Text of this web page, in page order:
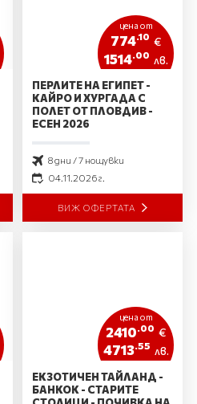
цена от
774.10 €
1514.00 лв.
ПЕРЛИТЕ НА ЕГИПЕТ -
КАЙРО И ХУРГАДА С
ПОЛЕТ ОТ ПЛОВДИВ -
ЕСЕН 2026
8 дни / 7 нощувки
04.11.2026 г.
ВИЖ ОФЕРТАТА
цена от
2410 .00 €
4713.55 лв.
ЕКЗОТИЧЕН ТАЙЛАНД -
БАНКОК - СТАРИТЕ